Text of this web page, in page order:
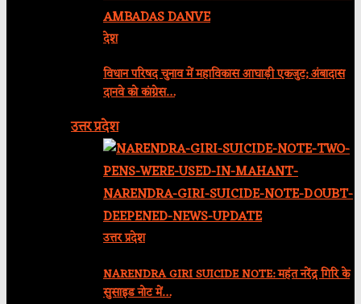
देश
विधान परिषद चुनाव में महाविकास आघाड़ी एकजुट; अंबादास
दानवे को कांग्रेस…
उत्तर प्रदेश
उत्तर प्रदेश
NARENDRA GIRI SUICIDE NOTE: महंत नरेंद्र गिरि के
सुसाइड नोट में…